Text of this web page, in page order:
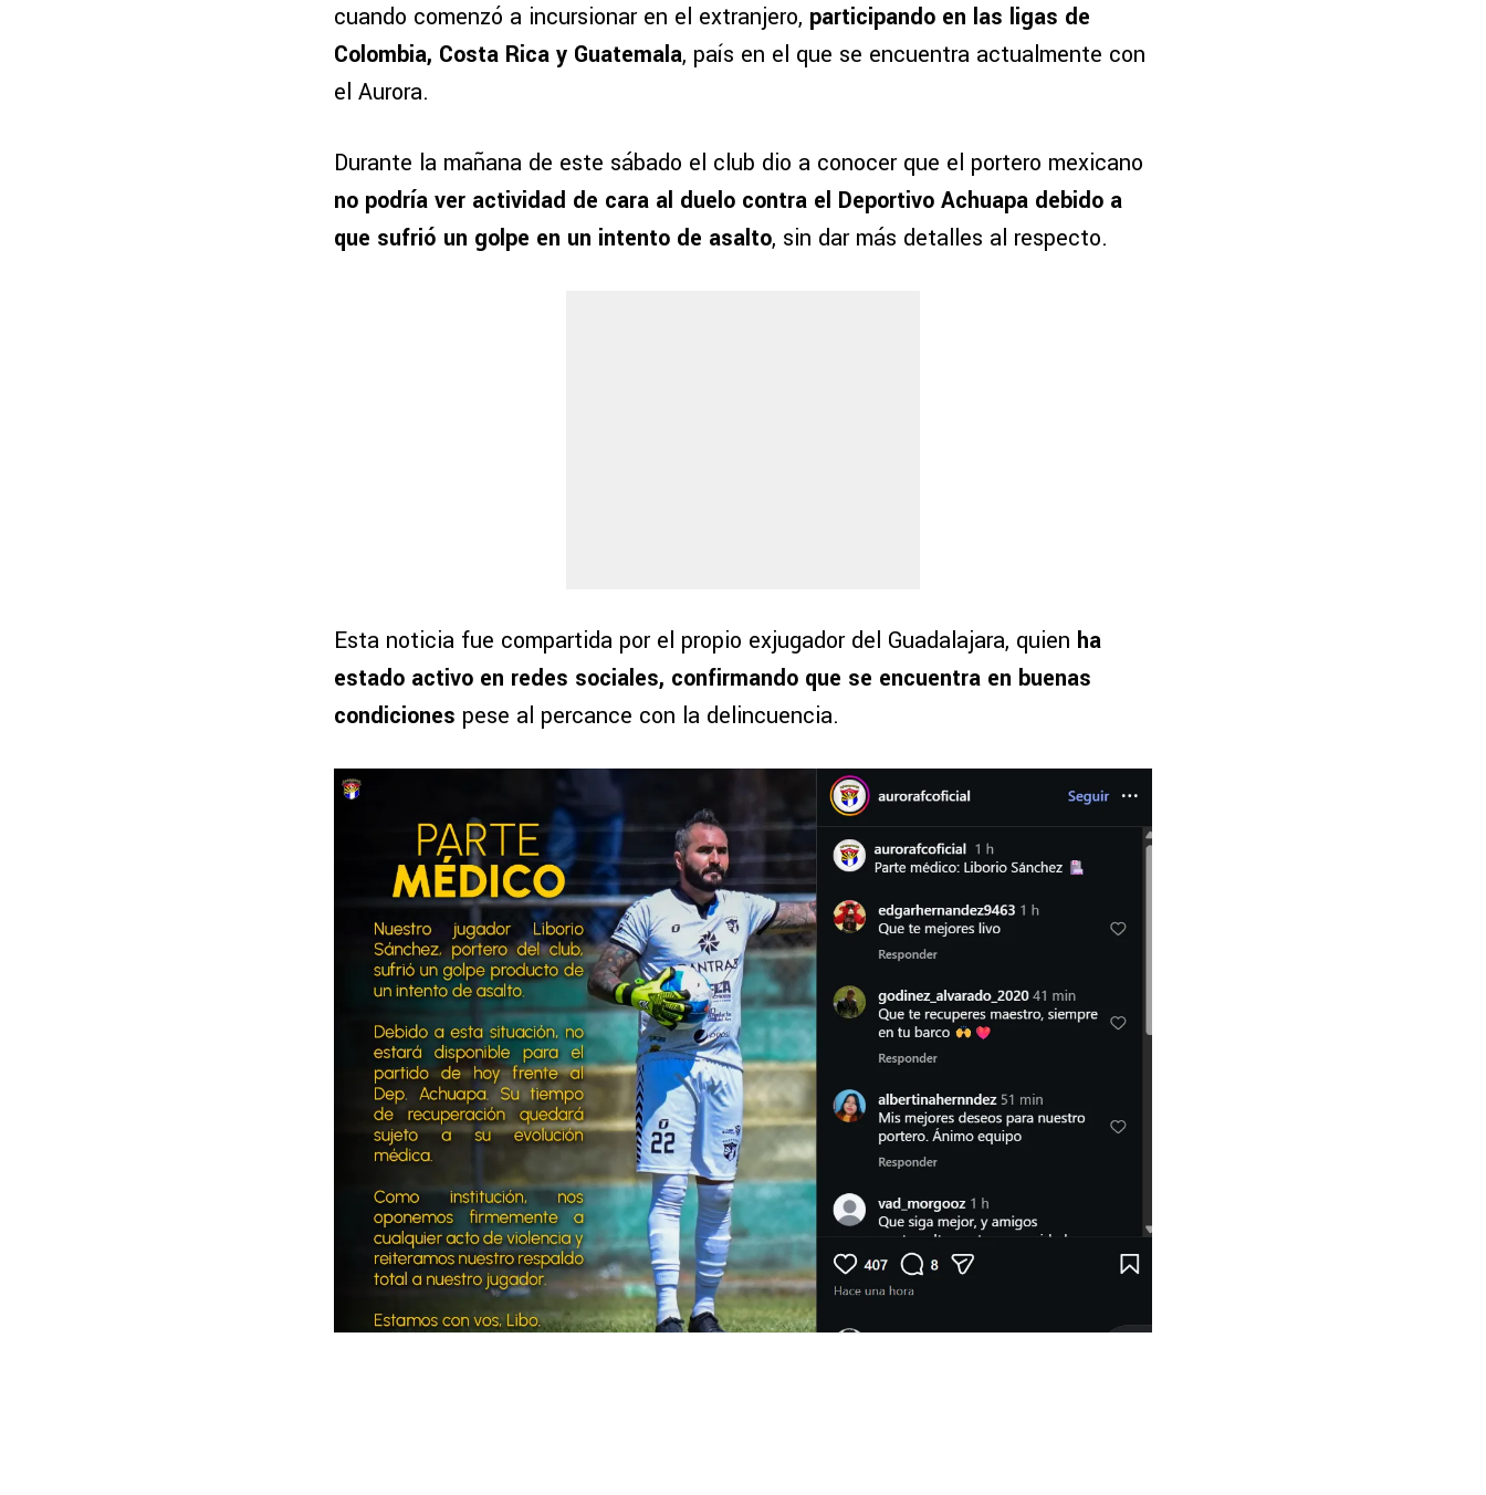
cuando comenzó a incursionar en el extranjero, participando en las ligas de
Colombia, Costa Rica y Guatemala, país en el que se encuentra actualmente con
el Aurora.
Durante la mañana de este sábado el club dio a conocer que el portero mexicano
no podría ver actividad de cara al duelo contra el Deportivo Achuapa debido a
que sufrió un golpe en un intento de asalto, sin dar más detalles al respecto.
Esta noticia fue compartida por el propio exjugador del Guadalajara, quien ha
estado activo en redes sociales, confirmando que se encuentra en buenas
condiciones pese al percance con la delincuencia.